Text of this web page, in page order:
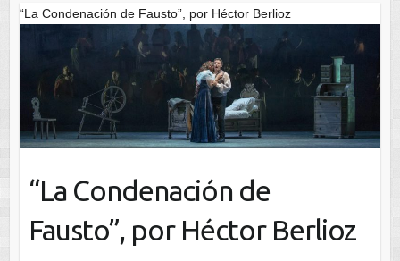
“La Condenación de Fausto”, por Héctor Berlioz
“La Condenación de
Fausto”, por Héctor Berlioz